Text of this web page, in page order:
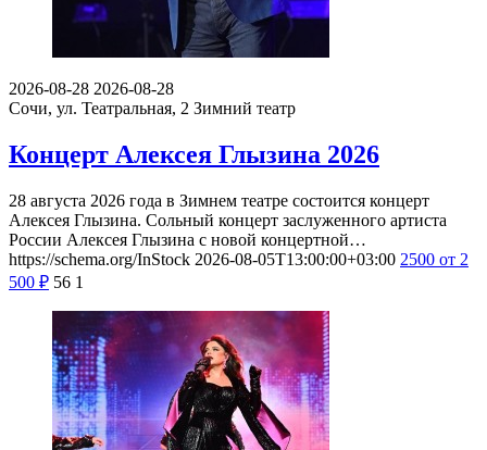
2026-08-28 2026-08-28
Сочи, ул. Театральная, 2 Зимний театр
Концерт Алексея Глызина 2026
28 августа 2026 года в Зимнем театре состоится концерт
Алексея Глызина. Сольный концерт заслуженного артиста
России Алексея Глызина с новой концертной…
https://schema.org/InStock 2026-08-05T13:00:00+03:00 2500 от 2
500 ₽ 56 1